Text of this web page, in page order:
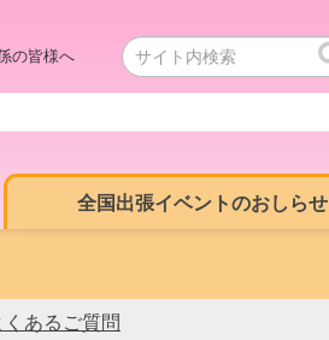
全国出張イベントのおしらせ
の皆様へ
くあるご質問